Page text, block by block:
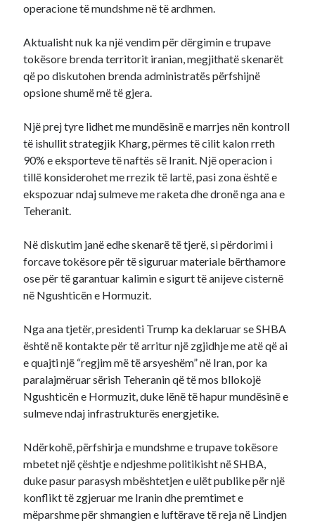
operacione të mundshme në të ardhmen.
Aktualisht nuk ka një vendim për dërgimin e trupave
tokësore brenda territorit iranian, megjithatë skenarët
që po diskutohen brenda administratës përfshijnë
opsione shumë më të gjera.
Një prej tyre lidhet me mundësinë e marrjes nën kontroll
të ishullit strategjik Kharg, përmes të cilit kalon rreth
90% e eksporteve të naftës së Iranit. Një operacion i
tillë konsiderohet me rrezik të lartë, pasi zona është e
ekspozuar ndaj sulmeve me raketa dhe dronë nga ana e
Teheranit.
Në diskutim janë edhe skenarë të tjerë, si përdorimi i
forcave tokësore për të siguruar materiale bërthamore
ose për të garantuar kalimin e sigurt të anijeve cisternë
në Ngushticën e Hormuzit.
Nga ana tjetër, presidenti Trump ka deklaruar se SHBA
është në kontakte për të arritur një zgjidhje me atë që ai
e quajti një “regjim më të arsyeshëm” në Iran, por ka
paralajmëruar sërish Teheranin që të mos bllokojë
Ngushticën e Hormuzit, duke lënë të hapur mundësinë e
sulmeve ndaj infrastrukturës energjetike.
Ndërkohë, përfshirja e mundshme e trupave tokësore
mbetet një çështje e ndjeshme politikisht në SHBA,
duke pasur parasysh mbështetjen e ulët publike për një
konflikt të zgjeruar me Iranin dhe premtimet e
mëparshme për shmangien e luftërave të reja në Lindjen